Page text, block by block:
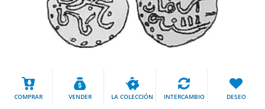
COMPRAR VENDER LA COLECCIÓN INTERCAMBIO DESEO